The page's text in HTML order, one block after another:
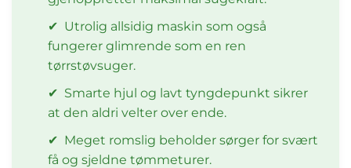
✔ Utrolig allsidig maskin som også
fungerer glimrende som en ren
tørrstøvsuger.
✔ Smarte hjul og lavt tyngdepunkt sikrer
at den aldri velter over ende.
✔ Meget romslig beholder sørger for svært
få og sjeldne tømmeturer.